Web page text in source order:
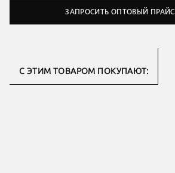
ЗАПРОСИТЬ ОПТОВЫЙ ПРАЙС
С ЭТИМ ТОВАРОМ ПОКУПАЮТ: